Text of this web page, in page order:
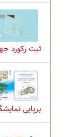
ثبت رکورد
برپایی نمایشگاه